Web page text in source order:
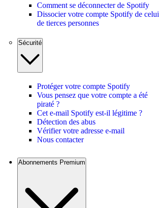
Comment se déconnecter de Spotify
Dissocier votre compte Spotify de celui
de tierces personnes
Sécurité
Protéger votre compte Spotify
Vous pensez que votre compte a été
piraté ?
Cet e-mail Spotify est-il légitime ?
Détection des abus
Vérifier votre adresse e-mail
Nous contacter
Abonnements Premium